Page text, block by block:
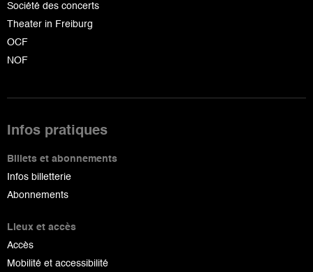
Société des concerts
Theater in Freiburg
OCF
NOF
Infos pratiques
Billets et abonnements
Infos billetterie
Abonnements
Lieux et accès
Accès
Mobilité et accessibilité